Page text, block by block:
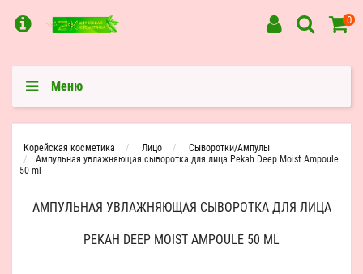
0
Меню
Корейская косметика Лицо
Сыворотки/Ампулы
Ампульная увлажняющая сыворотка для лица Pekah Deep Moist Ampoule
50 ml
АМПУЛЬНАЯ УВЛАЖНЯЮЩАЯ СЫВОРОТКА ДЛЯ ЛИЦА
PEKAH DEEP MOIST AMPOULE 50 ML